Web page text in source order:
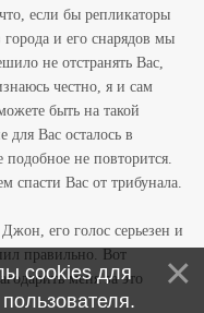
если бы репликаторы
города и его снарядов мы
не отстранять Вас,
честно, я и сам
быть на такой
для Вас осталось в
не повторится.
спасти Вас от трибунала.
его голос серьезен и
правильно. Вот
меня за это
cookies для